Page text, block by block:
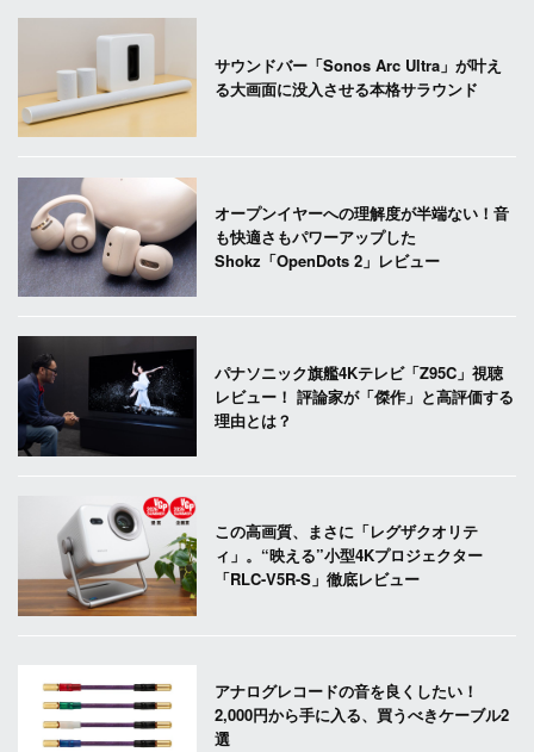
サウンドバー「Sonos Arc Ultra」が叶え
る大画面に没入させる本格サラウンド
オープンイヤーへの理解度が半端ない！音
も快適さもパワーアップした
Shokz「OpenDots 2」レビュー
パナソニック旗艦4Kテレビ「Z95C」視聴
レビュー！ 評論家が「傑作」と高評価する
理由とは？
この高画質、まさに「レグザクオリテ
ィ」。“映える”小型4Kプロジェクター
「RLC-V5R-S」徹底レビュー
アナログレコードの音を良くしたい！
2,000円から手に入る、買うべきケーブル2
選